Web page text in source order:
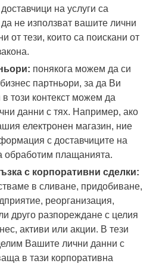
на услуги са
не използват вашите лични
от тези, които са поискани от
понякога можем да си
партньори, за да Ви
този контекст можем да
данни с тях. Например, ако
електронен магазин, ние
с доставчиците на
обработим плащанията.
с корпоративни сделки:
в сливане, придобиване,
реорганизация,
друго разпореждане с целия
активи или акции. В тези
Вашите лични данни с
в тази корпоративна